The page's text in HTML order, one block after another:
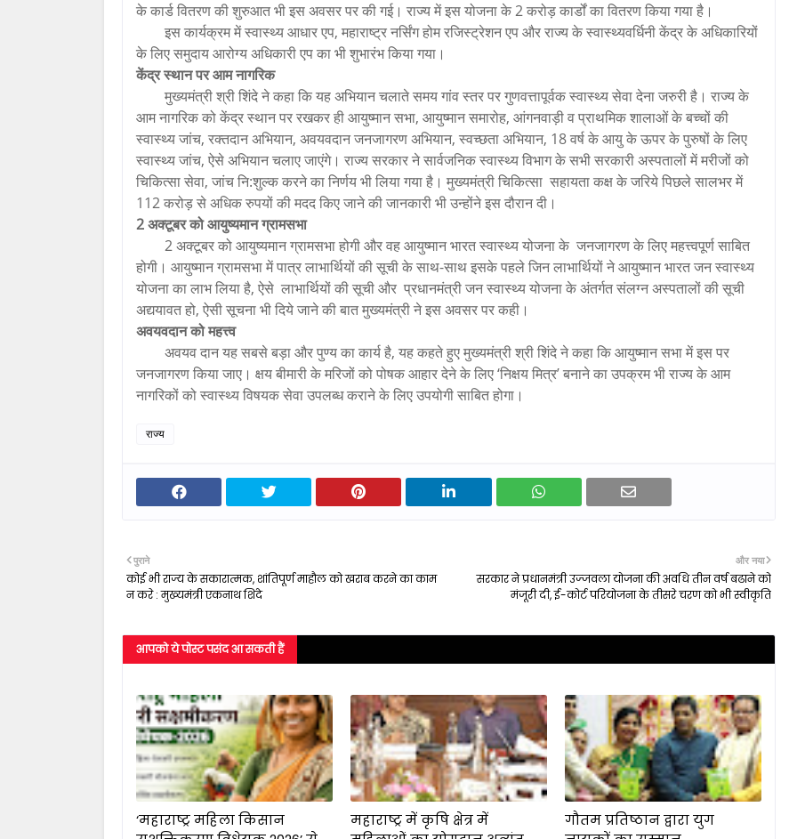
के कार्ड वितरण की शुरुआत भी इस अवसर पर की गई। राज्य में इस योजना के 2 करोड़ कार्डों का वितरण किया गया है।
इस कार्यक्रम में स्वास्थ्य आधार एप, महाराष्ट्र नर्सिंग होम रजिस्ट्रेशन एप और राज्य के स्वास्थ्यवर्धिनी केंद्र के अधिकारियों
के लिए समुदाय आरोग्य अधिकारी एप का भी शुभारंभ किया गया।
केंद्र स्थान पर आम नागरिक
मुख्यमंत्री श्री शिंदे ने कहा कि यह अभियान चलाते समय गांव स्तर पर गुणवत्तापूर्वक स्वास्थ्य सेवा देना जरुरी है। राज्य के
आम नागरिक को केंद्र स्थान पर रखकर ही आयुष्मान सभा, आयुष्मान समारोह, आंगनवाड़ी व प्राथमिक शालाओं के बच्चों की
स्वास्थ्य जांच, रक्तदान अभियान, अवयवदान जनजागरण अभियान, स्वच्छता अभियान, 18 वर्ष के आयु के ऊपर के पुरुषों के लिए
स्वास्थ्य जांच, ऐसे अभियान चलाए जाएंगे। राज्य सरकार ने सार्वजनिक स्वास्थ्य विभाग के सभी सरकारी अस्पतालों में मरीजों को
चिकित्सा सेवा, जांच नि:शुल्क करने का निर्णय भी लिया गया है। मुख्यमंत्री चिकित्सा सहायता कक्ष के जरिये पिछले सालभर में
112 करोड़ से अधिक रुपयों की मदद किए जाने की जानकारी भी उन्होंने इस दौरान दी।
2 अक्टूबर को आयुष्यमान ग्रामसभा
2 अक्टूबर को आयुष्यमान ग्रामसभा होगी और वह आयुष्मान भारत स्वास्थ्य योजना के जनजागरण के लिए महत्त्वपूर्ण साबित
होगी। आयुष्मान ग्रामसभा में पात्र लाभार्थियों की सूची के साथ-साथ इसके पहले जिन लाभार्थियों ने आयुष्मान भारत जन स्वास्थ्य
योजना का लाभ लिया है, ऐसे लाभार्थियों की सूची और प्रधानमंत्री जन स्वास्थ्य योजना के अंतर्गत संलग्न अस्पतालों की सूची
अद्ययावत हो, ऐसी सूचना भी दिये जाने की बात मुख्यमंत्री ने इस अवसर पर कही।
अवयवदान को महत्त्व
अवयव दान यह सबसे बड़ा और पुण्य का कार्य है, यह कहते हुए मुख्यमंत्री श्री शिंदे ने कहा कि आयुष्मान सभा में इस पर
जनजागरण किया जाए। क्षय बीमारी के मरिजों को पोषक आहार देने के लिए ‘निक्षय मित्र’ बनाने का उपक्रम भी राज्य के आम
नागरिकों को स्वास्थ्य विषयक सेवा उपलब्ध कराने के लिए उपयोगी साबित होगा।
राज्य
और नया
सरकार ने प्रधानमंत्री उज्‍जवला योजना की अवधि तीन वर्ष बढाने को
मंजूरी दी, ई-कोर्ट परियोजना के तीसरे चरण को भी स्‍वीकृति
पुराने
कोई भी राज्य के सकारात्मक, शांतिपूर्ण माहौल को खराब करने का काम
न करे : मुख्यमंत्री एकनाथ शिंदे
आपको ये पोस्ट पसंद आ सकती हैं
‘महाराष्ट्र महिला किसान
महाराष्ट्र में कृषि क्षेत्र में
गौतम प्रतिष्ठान द्वारा युग